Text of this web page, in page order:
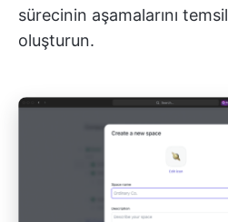
sürecinin aşamalarını
oluşturun.